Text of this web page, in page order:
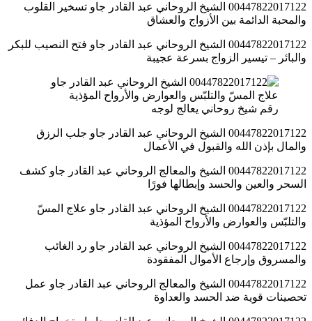
00447822017122 الشيخ الروحاني عبد القادر جاو تسخير القلوب
والمحبة الدائمة بين الأزواج والعشاق
00447822017122 الشيخ الروحاني عبد القادر جاو فتح النصيب للبكر
والبائر – تيسير الزواج بسرعة عجيبة
رقم شيخ روحاني يعالج لوجه
00447822017122 الشيخ الروحاني عبد القادر جاو جلب الرزق
والمال بإذن الله والقبول في الأعمال
00447822017122 الشيخ والمعالج الروحاني عبد القادر جاو كشف
السحر والعين والحسد وإبطالها فورًا
00447822017122 الشيخ الروحاني عبد القادر جاو علاج المسّ
والتلبّس والعوارض والأرواح المؤذية
00447822017122 الشيخ الروحاني عبد القادر جاو رد الغائب
والمسروق وإرجاع الأموال المفقودة
00447822017122 الشيخ والمعالج الروحاني عبد القادر جاو عمل
تحصينات قوية ضد الحسد والعداوة